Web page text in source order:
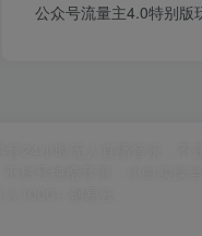
公众号流量主4.0特别版